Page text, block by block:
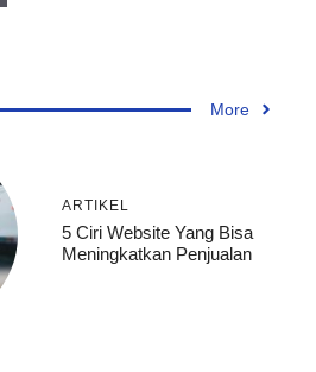
More
ARTIKEL
5 Ciri Website Yang Bisa
Meningkatkan Penjualan